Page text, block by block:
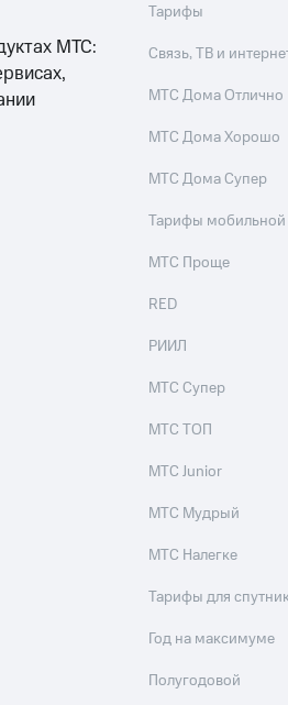
МТС:
Тарифы
Связь, ТВ и
МТС Дома Отлично
МТС Дома Хорошо
МТС Дома Супер
Тарифы мобильной
МТС Проще
RED
РИИЛ
МТС Супер
МТС ТОП
МТС Junior
МТС Мудрый
МТС Налегке
Тарифы для
Год на максимуме
Полугодовой